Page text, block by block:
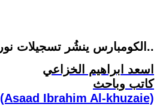
الكومبارس ينشُر تسجيلات نوري المالكي..
اسعد ابراهيم الخزاعي
كاتب وباحث
(Asaad Ibrahim Al-khuzaie)